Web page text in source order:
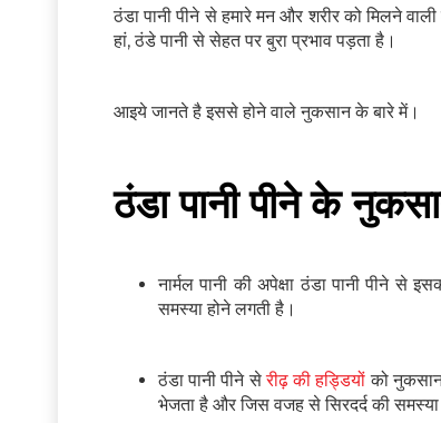
ठंडा पानी पीने से हमारे मन और शरीर को मिलने
हां, ठंडे पानी से सेहत पर बुरा प्रभाव पड़ता है।
आइये जानते है इससे होने वाले नुकसान के बारे में।
ठंडा पानी पीने के
नार्मल पानी की अपेक्षा ठंडा पानी पीने
समस्या होने लगती है।
ठंडा पानी पीने सेरीढ़ की हड्डियों को
भेजता है और जिस वजह से सिरदर्द की समस्या